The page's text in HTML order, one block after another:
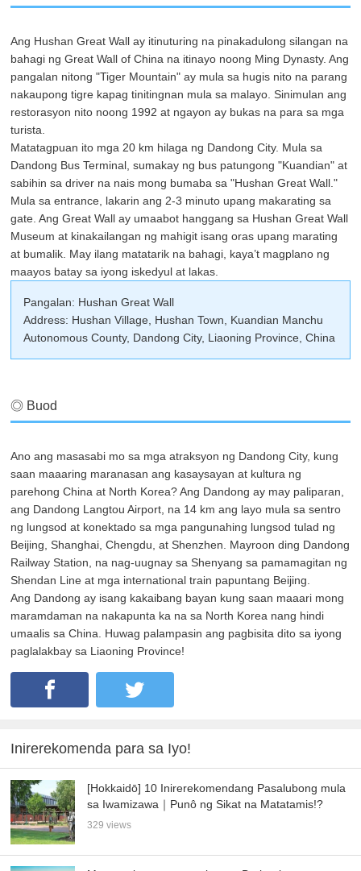
Ang Hushan Great Wall ay itinuturing na pinakadulong silangan na
bahagi ng Great Wall of China na itinayo noong Ming Dynasty. Ang
pangalan nitong "Tiger Mountain" ay mula sa hugis nito na parang
nakaupong tigre kapag tinitingnan mula sa malayo. Sinimulan ang
restorasyon nito noong 1992 at ngayon ay bukas na para sa mga
turista.
Matatagpuan ito mga 20 km hilaga ng Dandong City. Mula sa
Dandong Bus Terminal, sumakay ng bus patungong "Kuandian" at
sabihin sa driver na nais mong bumaba sa "Hushan Great Wall."
Mula sa entrance, lakarin ang 2-3 minuto upang makarating sa
gate. Ang Great Wall ay umaabot hanggang sa Hushan Great Wall
Museum at kinakailangan ng mahigit isang oras upang marating
at bumalik. May ilang matatarik na bahagi, kaya’t magplano ng
maayos batay sa iyong iskedyul at lakas.
Pangalan: Hushan Great Wall
Address: Hushan Village, Hushan Town, Kuandian Manchu
Autonomous County, Dandong City, Liaoning Province, China
◎ Buod
Ano ang masasabi mo sa mga atraksyon ng Dandong City, kung
saan maaaring maranasan ang kasaysayan at kultura ng
parehong China at North Korea? Ang Dandong ay may paliparan,
ang Dandong Langtou Airport, na 14 km ang layo mula sa sentro
ng lungsod at konektado sa mga pangunahing lungsod tulad ng
Beijing, Shanghai, Chengdu, at Shenzhen. Mayroon ding Dandong
Railway Station, na nag-uugnay sa Shenyang sa pamamagitan ng
Shendan Line at mga international train papuntang Beijing.
Ang Dandong ay isang kakaibang bayan kung saan maaari mong
maramdaman na nakapunta ka na sa North Korea nang hindi
umaalis sa China. Huwag palampasin ang pagbisita dito sa iyong
paglalakbay sa Liaoning Province!
Inirerekomenda para sa Iyo!
[Hokkaidō] 10 Inirerekomendang Pasalubong mula
sa Iwamizawa｜Punô ng Sikat na Matatamis!?
329 views